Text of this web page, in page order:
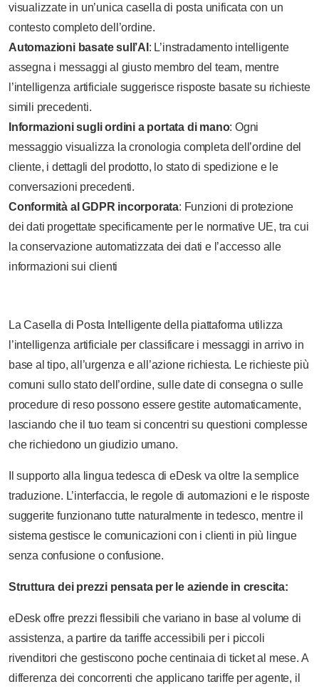
visualizzate in un’unica casella di posta unificata con un
contesto completo dell’ordine.
Automazioni basate sull’AI : L’instradamento intelligente
assegna i messaggi al giusto membro del team, mentre
l’intelligenza artificiale suggerisce risposte basate su richieste
simili precedenti.
Informazioni sugli ordini a portata di mano: Ogni
messaggio visualizza la cronologia completa dell’ordine del
cliente, i dettagli del prodotto, lo stato di spedizione e le
conversazioni precedenti.
Conformità al GDPR incorporata: Funzioni di protezione
dei dati progettate specificamente per le normative UE, tra cui
la conservazione automatizzata dei dati e l’accesso alle
informazioni sui clienti
La Casella di Posta Intelligente della piattaforma utilizza
l’intelligenza artificiale per classificare i messaggi in arrivo in
base al tipo, all’urgenza e all’azione richiesta. Le richieste più
comuni sullo stato dell’ordine, sulle date di consegna o sulle
procedure di reso possono essere gestite automaticamente,
lasciando che il tuo team si concentri su questioni complesse
che richiedono un giudizio umano.
Il supporto alla lingua tedesca di eDesk va oltre la semplice
traduzione. L’interfaccia, le regole di automazioni e le risposte
suggerite funzionano tutte naturalmente in tedesco, mentre il
sistema gestisce le comunicazioni con i clienti in più lingue
senza confusione o confusione.
Struttura dei prezzi pensata per le aziende in crescita:
eDesk offre prezzi flessibili che variano in base al volume di
assistenza, a partire da tariffe accessibili per i piccoli
rivenditori che gestiscono poche centinaia di ticket al mese. A
differenza dei concorrenti che applicano tariffe per agente, il